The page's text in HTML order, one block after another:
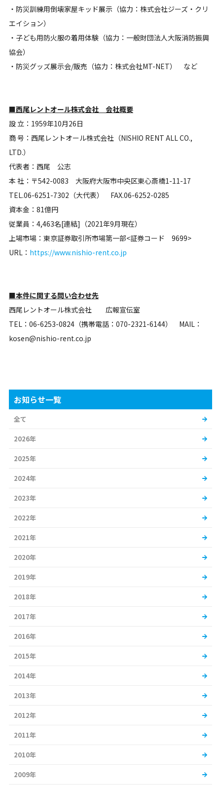
・防災訓練用倒壊家屋キッド展示（協力：株式会社ジーズ・クリ
エイション）
・子ども用防火服の着用体験（協力：一般財団法人大阪消防振興
協会）
・防災グッズ展示会/販売（協力：株式会社MT-NET） など
■西尾レントオール株式会社 会社概要
設 立：1959年10月26日
商 号：西尾レントオール株式会社（NISHIO RENT ALL CO.,
LTD.）
代表者：西尾 公志
本 社：〒542-0083 大阪府大阪市中央区東心斎橋1-11-17
TEL.06-6251-7302（大代表） FAX.06-6252-0285
資本金：81億円
従業員：4,463名[連結]（2021年9月現在）
上場市場：東京証券取引所市場第一部<証券コード 9699>
URL： https://www.nishio-rent.co.jp
■本件に関する問い合わせ先
西尾レントオール株式会社 広報宣伝室
TEL：06-6253-0824（携帯電話：070-2321-6144） MAIL：
kosen@nishio-rent.co.jp
お知らせ一覧
全て
2026年
2025年
2024年
2023年
2022年
2021年
2020年
2019年
2018年
2017年
2016年
2015年
2014年
2013年
2012年
2011年
2010年
2009年